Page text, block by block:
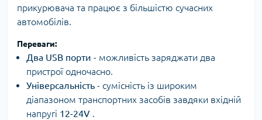
прикурювача та працює з більшістю сучасних
автомобілів.
Переваги:
Два USB порти - можливість заряджати два
пристрої одночасно.
Універсальність - сумісність із широким
діапазоном транспортних засобів завдяки вхідній
напругі 12-24V .